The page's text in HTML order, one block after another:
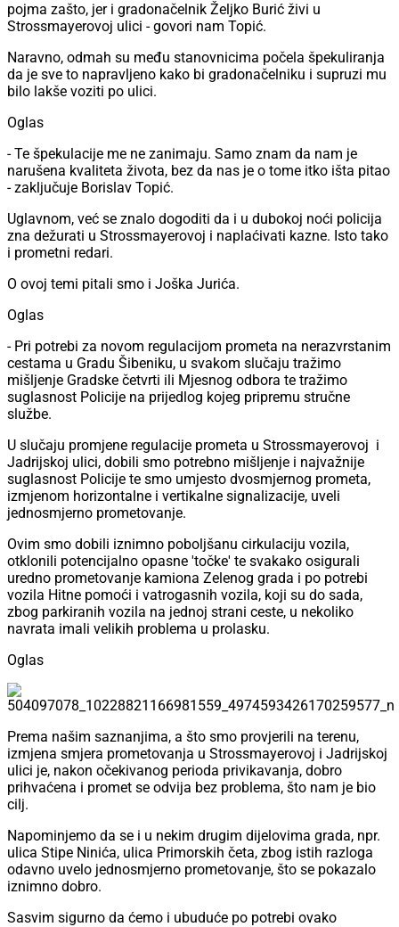
pojma zašto, jer i gradonačelnik Željko Burić živi u
Strossmayerovoj ulici - govori nam Topić.
Naravno, odmah su među stanovnicima počela špekuliranja
da je sve to napravljeno kako bi gradonačelniku i supruzi mu
bilo lakše voziti po ulici.
Oglas
- Te špekulacije me ne zanimaju. Samo znam da nam je
narušena kvaliteta života, bez da nas je o tome itko išta pitao
- zaključuje Borislav Topić.
Uglavnom, već se znalo dogoditi da i u dubokoj noći policija
zna dežurati u Strossmayerovoj i naplaćivati kazne. Isto tako
i prometni redari.
O ovoj temi pitali smo i Joška Jurića.
Oglas
- Pri potrebi za novom regulacijom prometa na nerazvrstanim
cestama u Gradu Šibeniku, u svakom slučaju tražimo
mišljenje Gradske četvrti ili Mjesnog odbora te tražimo
suglasnost Policije na prijedlog kojeg pripremu stručne
službe.
U slučaju promjene regulacije prometa u Strossmayerovoj i
Jadrijskoj ulici, dobili smo potrebno mišljenje i najvažnije
suglasnost Policije te smo umjesto dvosmjernog prometa,
izmjenom horizontalne i vertikalne signalizacije, uveli
jednosmjerno prometovanje.
Ovim smo dobili iznimno poboljšanu cirkulaciju vozila,
otklonili potencijalno opasne 'točke' te svakako osigurali
uredno prometovanje kamiona Zelenog grada i po potrebi
vozila Hitne pomoći i vatrogasnih vozila, koji su do sada,
zbog parkiranih vozila na jednoj strani ceste, u nekoliko
navrata imali velikih problema u prolasku.
Oglas
Prema našim saznanjima, a što smo provjerili na terenu,
izmjena smjera prometovanja u Strossmayerovoj i Jadrijskoj
ulici je, nakon očekivanog perioda privikavanja, dobro
prihvaćena i promet se odvija bez problema, što nam je bio
cilj.
Napominjemo da se i u nekim drugim dijelovima grada, npr.
ulica Stipe Ninića, ulica Primorskih četa, zbog istih razloga
odavno uvelo jednosmjerno prometovanje, što se pokazalo
iznimno dobro.
Sasvim sigurno da ćemo i ubuduće po potrebi ovako